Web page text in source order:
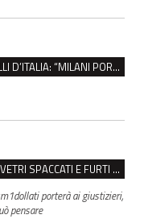
HELLWATT, SCONTRO SENZA FINE. FRATELLI D’ITALIA: “MILANI PORTA DOCUMENTI, DE FRANCO INSULTI”
REGGIO, PIAZZALE EUROPA È UN INCUBO: VETRI SPACCATI E FURTI SULLE AUTO IN SOSTA
porterà ai giustizieri,
pensare